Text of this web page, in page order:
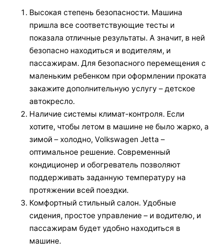
Высокая степень безопасности. Машина
пришла все соответствующие тесты и
показала отличные результаты. А значит, в ней
безопасно находиться и водителям, и
пассажирам. Для безопасного перемещения с
маленьким ребенком при оформлении проката
закажите дополнительную услугу – детское
автокресло.
Наличие системы климат-контроля. Если
хотите, чтобы летом в машине не было жарко, а
зимой – холодно, Volkswagen Jetta –
оптимальное решение. Современный
кондиционер и обогреватель позволяют
поддерживать заданную температуру на
протяжении всей поездки.
Комфортный стильный салон. Удобные
сидения, простое управление – и водителю, и
пассажирам будет удобно находиться в
машине.